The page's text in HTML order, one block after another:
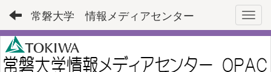
常磐大学 情報メディアセンター